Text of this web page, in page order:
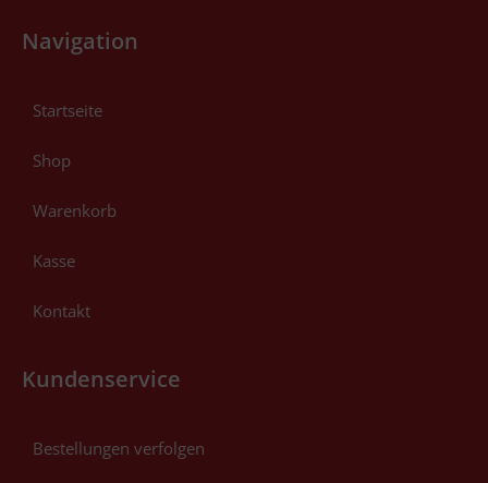
Navigation
Startseite
Shop
Warenkorb
Kasse
Kontakt
Kundenservice
Bestellungen verfolgen